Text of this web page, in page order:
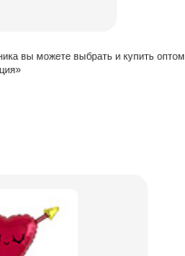
вы можете выбрать и купить оптом